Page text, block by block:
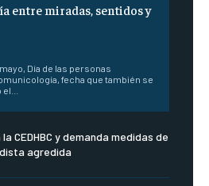
entre miradas, sentidos y
Día de las personas
fecha que también se
la CEDHBC y demanda medidas de
agredida